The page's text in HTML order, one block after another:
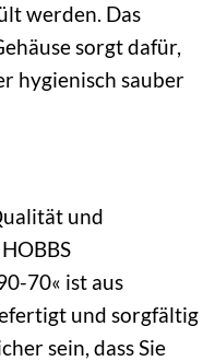
werden. Das
sorgt dafür,
hygienisch sauber
und
70« ist aus
und sorgfältig
sein, dass Sie